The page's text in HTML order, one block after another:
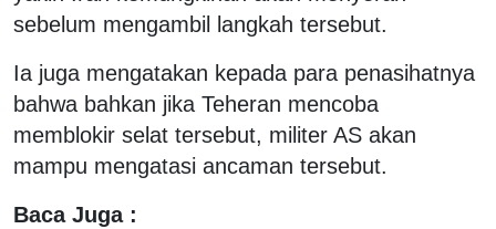
sebelum mengambil langkah tersebut.
Ia juga mengatakan kepada para penasihatnya
bahwa bahkan jika Teheran mencoba
memblokir selat tersebut, militer AS akan
mampu mengatasi ancaman tersebut.
Baca Juga :